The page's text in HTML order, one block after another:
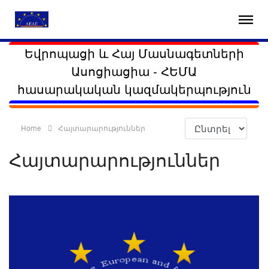
Եվրոպացի և Հայ Մասնագետների
Ասոցիացիա - ՀԵՄԱ
հասարակական կազմակերպություն
Home Հայտարարություններ
Հայտարարություններ